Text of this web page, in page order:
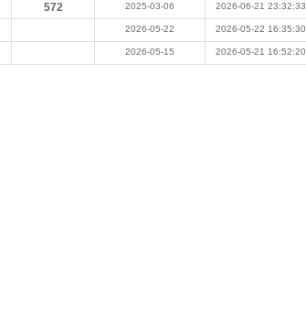
572 2025-03-06 2026-06-21 23:32:33
2026-05-22 2026-05-22 16:35:30
2026-05-15 2026-05-21 16:52:20